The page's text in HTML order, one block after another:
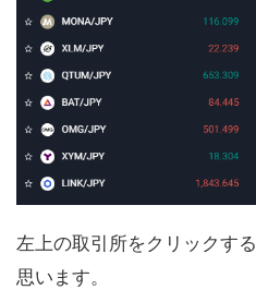
左上の取引所をクリックす
思います。